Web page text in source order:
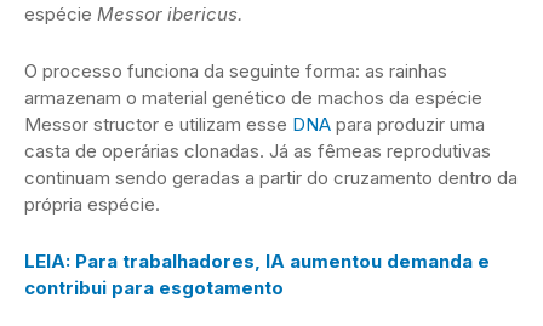
espécie Messor ibericus.
O processo funciona da seguinte forma: as rainhas
armazenam o material genético de machos da espécie
Messor structor e utilizam esse DNA para produzir uma
casta de operárias clonadas. Já as fêmeas reprodutivas
continuam sendo geradas a partir do cruzamento dentro da
própria espécie.
LEIA: Para trabalhadores, IA aumentou demanda e
contribui para esgotamento